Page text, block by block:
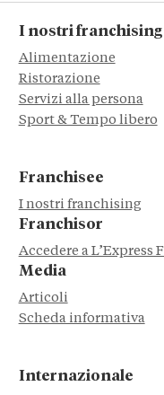
I nostri franchising
Alimentazione
Ristorazione
Servizi alla persona
Sport & Tempo libero
Franchisee
I nostri franchising
Franchisor
Accedere a L’Express
Media
Articoli
Scheda informativa
Internazionale